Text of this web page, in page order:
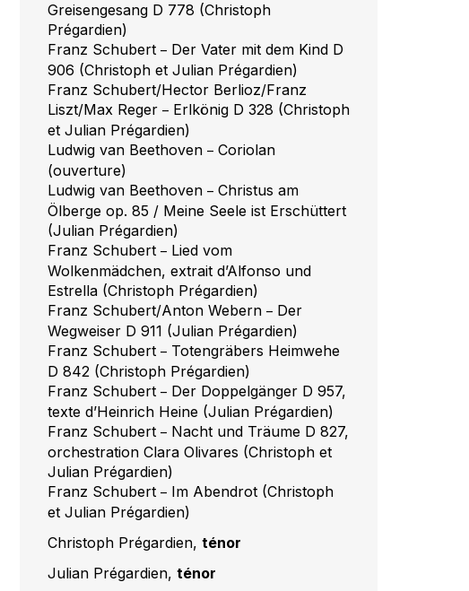
Greisengesang D 778 (Christoph
Prégardien)
Franz Schubert –Der Vater mit dem Kind D
906 (Christoph et Julian Prégardien)
Franz Schubert/Hector Berlioz/Franz
Liszt/Max Reger –Erlkönig D 328 (Christoph
et Julian Prégardien)
Ludwig van Beethoven –Coriolan
(ouverture)
Ludwig van Beethoven –Christus am
Ölberge op. 85 / Meine Seele ist Erschüttert
(Julian Prégardien)
Franz Schubert –Lied vom
Wolkenmädchen, extrait d’Alfonso und
Estrella (Christoph Prégardien)
Franz Schubert/Anton Webern –Der
Wegweiser D 911 (Julian Prégardien)
Franz Schubert –Totengräbers Heimwehe
D 842 (Christoph Prégardien)
Franz Schubert –Der Doppelgänger D 957,
texte d’Heinrich Heine (Julian Prégardien)
Franz Schubert –Nacht und Träume D 827,
orchestration Clara Olivares (Christoph et
Julian Prégardien)
Franz Schubert –Im Abendrot (Christoph
et Julian Prégardien)
Christoph Prégardien, ténor
Julian Prégardien, ténor